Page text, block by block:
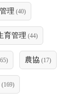
理 (40)
育管理 (44)
農協 (17)
(169)